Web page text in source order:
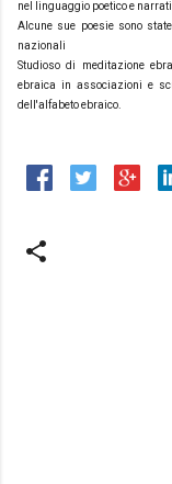
nel linguaggio poetico e
Alcune sue poesie sono
nazionali
Studioso di meditazione
ebraica in associazioni e
dell'alfabeto ebraico.